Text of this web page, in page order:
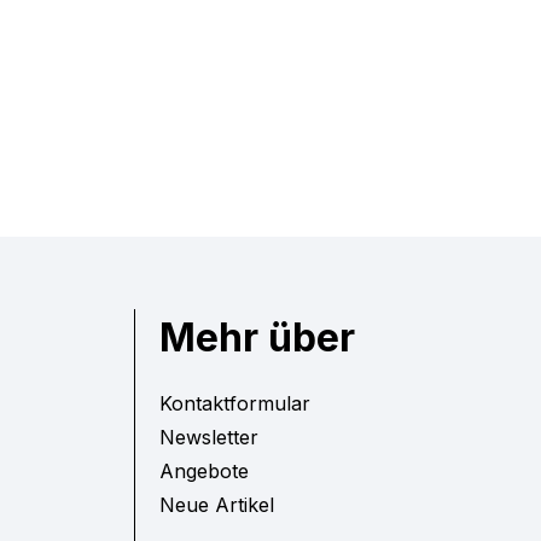
Mehr über
Kontaktformular
Newsletter
Angebote
Neue Artikel